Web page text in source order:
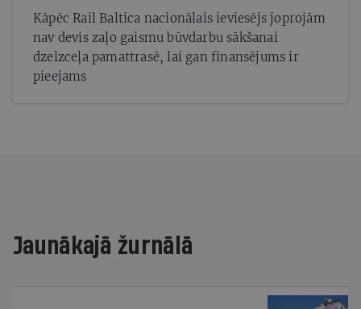
Kāpēc Rail Baltica nacionālais ieviesējs joprojām
nav devis zaļo gaismu būvdarbu sākšanai
dzelzceļa pamattrasē, lai gan finansējums ir
pieejams
Jaunākajā žurnālā